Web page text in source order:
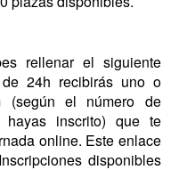
rellenar el siguiente
24h recibirás uno o
(según el número de
inscrito) que te
online. Este enlace
disponibles